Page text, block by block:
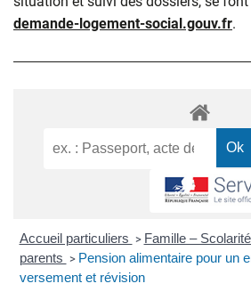
demande-logement-social.gouv.fr.
Accueil particuliers > Famille – Scolarité
parents > Pension alimentaire pour un
versement et révision